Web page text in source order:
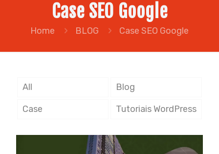
Case SEO Google
Home BLOG Case SEO Google
All Blog
Case Tutoriais WordPress